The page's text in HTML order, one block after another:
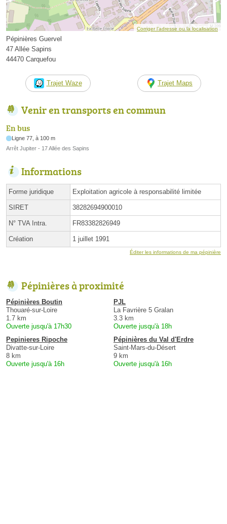
Corriger l’adresse ou la localisation
Pépinières Guervel
47 Allée Sapins
44470 Carquefou
Trajet Waze Trajet Maps
Venir en transports en commun
En bus
Ligne 77, à 100 m
Arrêt Jupiter - 17 Allée des Sapins
Informations
Forme juridique Exploitation agricole à responsabilité limitée
SIRET 38282694900010
N° TVA Intra. FR83382826949
Création 1 juillet 1991
Éditer les informations de ma pépinière
Pépinières à proximité
Pépinières Boutin
Thouaré-sur-Loire
1.7 km
Ouverte jusqu'à 17h30
PJL
La Favrière 5 Gralan
3.3 km
Ouverte jusqu'à 18h
Pepinieres Ripoche
Divatte-sur-Loire
8 km
Ouverte jusqu'à 16h
Pépinières du Val d'Erdre
Saint-Mars-du-Désert
9 km
Ouverte jusqu'à 16h